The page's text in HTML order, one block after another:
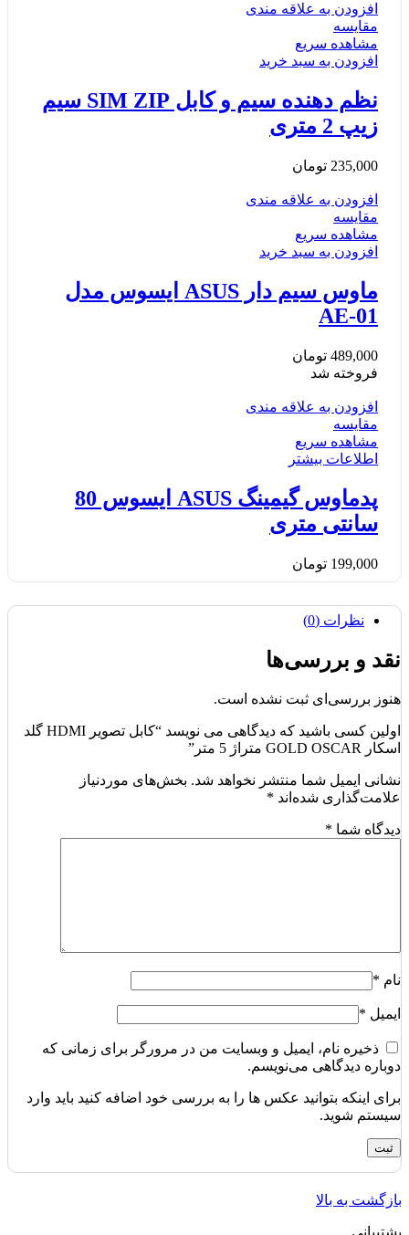
افزودن به علاقه مندی
مقایسه
مشاهده سریع
افزودن به سبد خرید
نظم دهنده سیم و کابل SIM ZIP سیم
زیپ 2 متری
235,000 تومان
افزودن به علاقه مندی
مقایسه
مشاهده سریع
افزودن به سبد خرید
ماوس سیم دار ASUS ایسوس مدل
AE-01
489,000 تومان
فروخته شد
افزودن به علاقه مندی
مقایسه
مشاهده سریع
اطلاعات بیشتر
پدماوس گیمینگ ASUS ایسوس 80
سانتی متری
199,000 تومان
نظرات (0)
نقد و بررسی‌ها
هنوز بررسی‌ای ثبت نشده است.
اولین کسی باشید که دیدگاهی می نویسد “کابل تصویر HDMI گلد
اسکار GOLD OSCAR متراژ 5 متر”
نشانی ایمیل شما منتشر نخواهد شد. بخش‌های موردنیاز
علامت‌گذاری شده‌اند *
دیدگاه شما *
نام *
ایمیل *
ذخیره نام، ایمیل و وبسایت من در مرورگر برای زمانی که
دوباره دیدگاهی می‌نویسم.
برای اینکه بتوانید عکس ها را به بررسی خود اضافه کنید باید وارد
سیستم شوید.
بازگشت به بالا